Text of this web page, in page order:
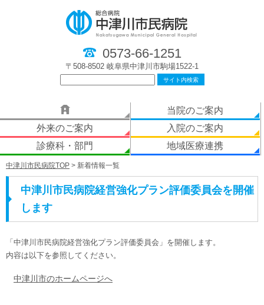
0573-66-1251
〒508-8502 岐阜県中津川市駒場1522-1
当院のご案内
外来のご案内
入院のご案内
診療科・部門
地域医療連携
中津川市民病院TOP > 新着情報一覧
中津川市民病院経営強化プラン評価委員会を開催
します
「中津川市民病院経営強化プラン評価委員会」を開催します。
内容は以下を参照してください。
中津川市のホームページへ